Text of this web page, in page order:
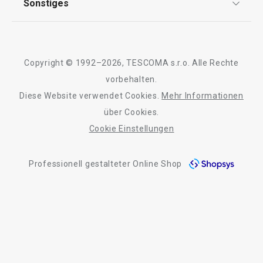
Rückgabe von Waren/Reklamation
Sonstiges
Barrierefreiheit
Copyright © 1992–2026, TESCOMA s.r.o. Alle Rechte
vorbehalten.
Diese Website verwendet Cookies.
Mehr Informationen
über Cookies.
Cookie Einstellungen
Professionell gestalteter Online Shop